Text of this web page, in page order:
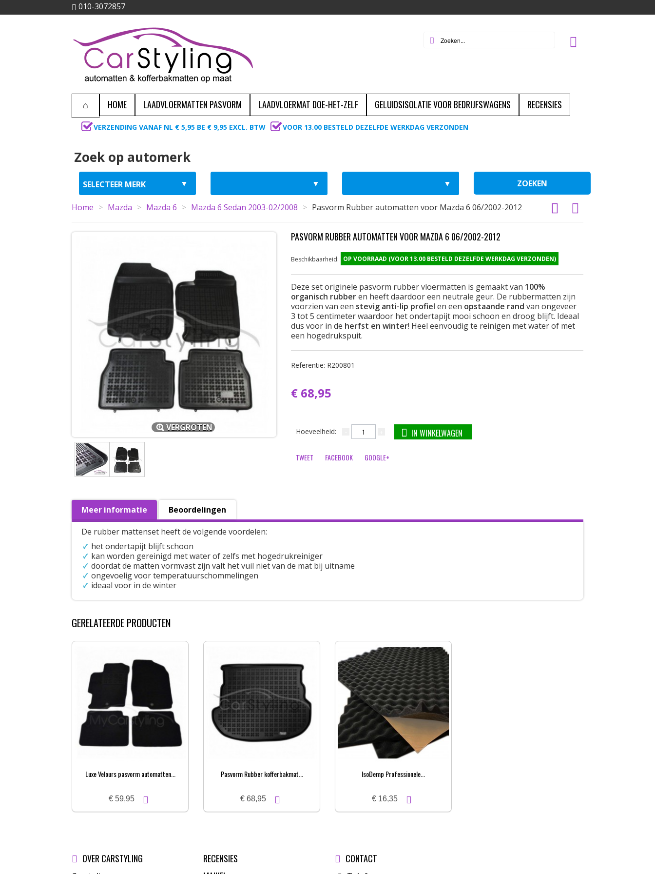
010-3072857
HOME LAADVLOERMATTEN PASVORM LAADVLOERMAT DOE-HET-ZELF GELUIDSISOLATIE VOOR BEDRIJFSWAGENS RECENSIES
VERZENDING VANAF NL € 5,95 BE € 9,95 EXCL. BTW VOOR 13.00 BESTELD DEZELFDE WERKDAG VERZONDEN
Zoek op automerk
ZOEKEN
Home > Mazda > Mazda 6 > Mazda 6 Sedan 2003-02/2008 > Pasvorm Rubber automatten voor Mazda 6 06/2002-2012
VERGROTEN
PASVORM RUBBER AUTOMATTEN VOOR MAZDA 6 06/2002-2012
Beschikbaarheid: OP VOORRAAD (VOOR 13.00 BESTELD DEZELFDE WERKDAG VERZONDEN)
Deze set originele pasvorm rubber vloermatten is gemaakt van 100%
organisch rubberen heeft daardoor een neutrale geur. De rubbermatten zijn
voorzien van een stevig anti-lip profiel en een opstaande rand van ongeveer
3 tot 5 centimeter waardoor het ondertapijt mooi schoon en droog blijft. Ideaal
dus voor in de herfst en winter! Heel eenvoudig te reinigen met water of met
een hogedrukspuit.
Referentie: R200801
€ 68,95
Hoeveelheid: IN WINKELWAGEN
TWEET FACEBOOK GOOGLE+
Meer informatie Beoordelingen
De rubber mattenset heeft de volgende voordelen:
het ondertapijt blijft schoon
kan worden gereinigd met water of zelfs met hogedrukreiniger
doordat de matten vormvast zijn valt het vuil niet van de mat bij uitname
ongevoelig voor temperatuurschommelingen
ideaal voor in de winter
GERELATEERDE PRODUCTEN
Luxe Velours pasvorm automatten...
€ 59,95
Pasvorm Rubber kofferbakmat...
€ 68,95
IsoDemp Professionele...
€ 16,35
OVER CARSTYLING
RECENSIES
CONTACT